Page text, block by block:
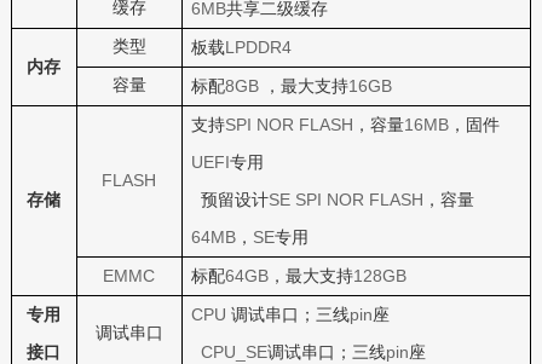
缓存 6MB共享二级缓存
内存
类型 板载LPDDR4
容量 标配8GB ，最大支持16GB
存储
FLASH
支持SPI NOR FLASH ，容量16MB，固件
UEFI专用
预留设计SE SPI NOR FLASH ，容量
64MB， SE专用
EMMC 标配64GB，最大支持128GB
专用
接口
调试串口
CPU 调试串口；三线pin座
CPU_SE调试串口；三线pin座